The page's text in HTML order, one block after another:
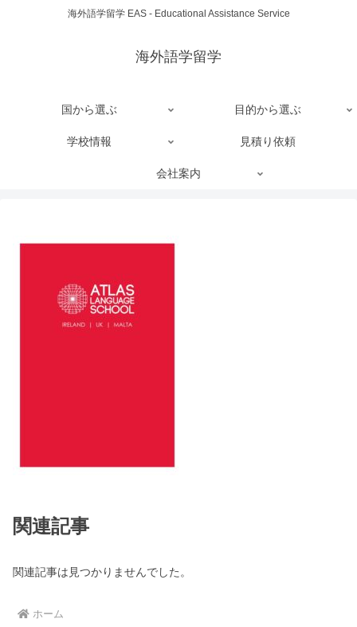
海外語学留学 EAS - Educational Assistance Service
海外語学留学
国から選ぶ 目的から選ぶ
学校情報 見積り依頼
会社案内
関連記事
関連記事は見つかりませんでした。
ホーム